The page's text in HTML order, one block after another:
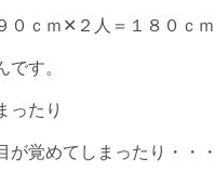
０ｃｍ✕２人＝１８０ｃｍ
す。
ったり
覚めてしまったり・・・